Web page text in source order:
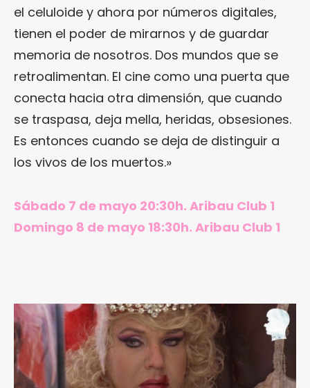
el celuloide y ahora por números digitales,
tienen el poder de mirarnos y de guardar
memoria de nosotros. Dos mundos que se
retroalimentan. El cine como una puerta que
conecta hacia otra dimensión, que cuando
se traspasa, deja mella, heridas, obsesiones.
Es entonces cuando se deja de distinguir a
los vivos de los muertos.»
Sábado 7 de mayo 20:30h. Aribau Club 1
Domingo 8 de mayo 18:30h. Aribau Club 1